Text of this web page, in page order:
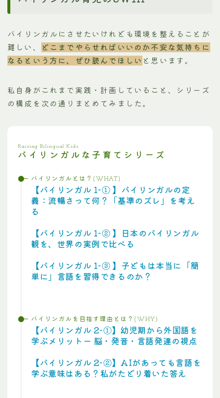
バイリンガルにさせたいけれども環境を整えることが
難しい、
どこまでやらせればいいのか不安な気持ちに
なるという方に、ぜひ読んでほしい と思います。
私自身がこれまで実践・計画していること、シリーズ
の構成を次の通りまとめてみました。
Raising Bilingual Kids
バイリンガルな子育てシリーズ
バイリンガルとは？(WHAT)
【バイリンガル 1-① 】バイリンガルの定
義：流暢さって何？「基準のズレ」を考え
る
【バイリンガル 1-② 】日本のバイリンガル
観を、世界の実例で比べる
【バイリンガル 1-③ 】子どもは本当に「簡
単に」言語を習得できるのか？
バイリンガルを目指す理由とは？(WHY)
【バイリンガル 2-①】幼児期から外国語を
学ぶメリットー 脳・発音・言語発達の視点
【バイリンガル 2-②】AIがあっても言語を
学ぶ意味はある？私がたどり着いた答え